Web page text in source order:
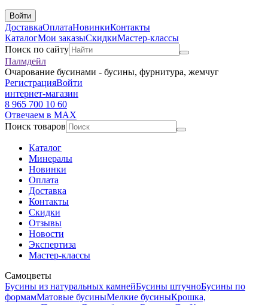
Войти
ДоставкаОплатаНовинкиКонтакты
КаталогМои заказыСкидкиМастер-классы
Поиск по сайту
Палмдейл
Очарование бусинами - бусины, фурнитура, жемчуг
РегистрацияВойти
интернет-магазин
8 965 700 10 60
Отвечаем в MAX
Поиск товаров
Каталог
Минералы
Новинки
Оплата
Доставка
Контакты
Скидки
Отзывы
Новости
Экспертиза
Мастер-классы
Самоцветы
Бусины из натуральных камнейБусины штучноБусины по
формамМатовые бусиныМелкие бусиныКрошка,